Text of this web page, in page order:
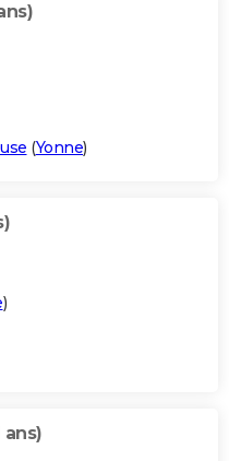
(Yonne)
)
ans)